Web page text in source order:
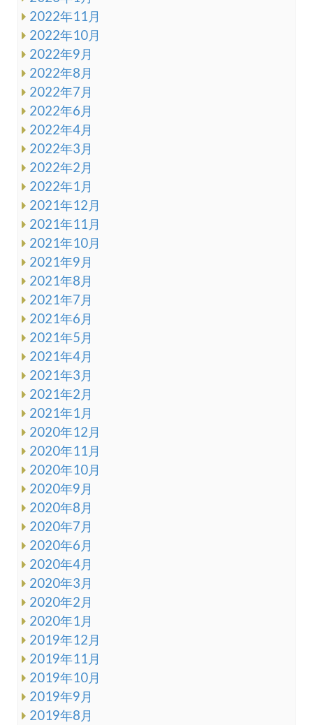
2022年11月
2022年10月
2022年9月
2022年8月
2022年7月
2022年6月
2022年4月
2022年3月
2022年2月
2022年1月
2021年12月
2021年11月
2021年10月
2021年9月
2021年8月
2021年7月
2021年6月
2021年5月
2021年4月
2021年3月
2021年2月
2021年1月
2020年12月
2020年11月
2020年10月
2020年9月
2020年8月
2020年7月
2020年6月
2020年4月
2020年3月
2020年2月
2020年1月
2019年12月
2019年11月
2019年10月
2019年9月
2019年8月